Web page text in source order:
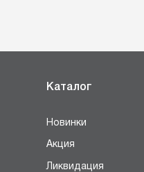
Каталог
Новинки
Акция
Ликвидация